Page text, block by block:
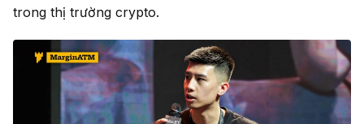
trong thị trường crypto.